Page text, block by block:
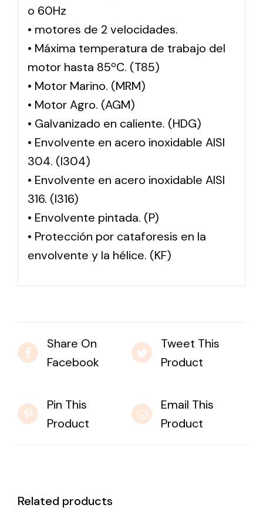
o 60Hz
• motores de 2 velocidades.
• Máxima temperatura de trabajo del
motor hasta 85ºC. (T85)
• Motor Marino. (MRM)
• Motor Agro. (AGM)
• Galvanizado en caliente. (HDG)
• Envolvente en acero inoxidable AISI
304. (I304)
• Envolvente en acero inoxidable AISI
316. (I316)
• Envolvente pintada. (P)
• Protección por cataforesis en la
envolvente y la hélice. (KF)
Share On
Facebook
Tweet This
Product
Pin This
Product
Email This
Product
Related products